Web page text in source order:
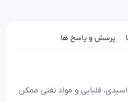
پرسش و پاسخ ها
اسیدی، قلیایی و مواد نفتی ممکن